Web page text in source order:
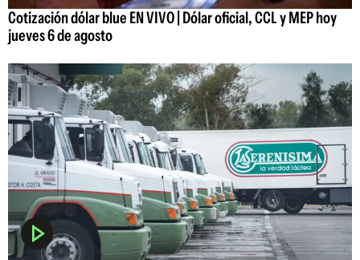
Cotización dólar blue EN VIVO | Dólar oficial, CCL y MEP hoy
jueves 6 de agosto